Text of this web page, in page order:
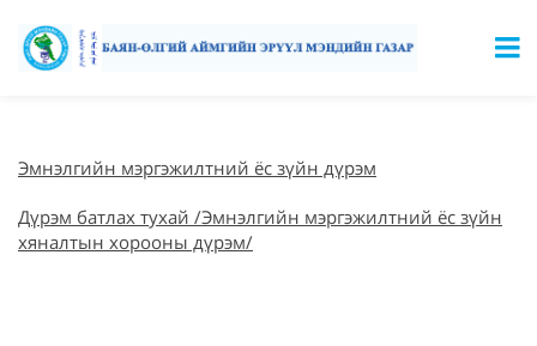
Эмнэлгийн мэргэжилтний ёс зүйн дүрэм
Дүрэм батлах тухай /Эмнэлгийн мэргэжилтний ёс зүйн
хяналтын хорооны дүрэм/